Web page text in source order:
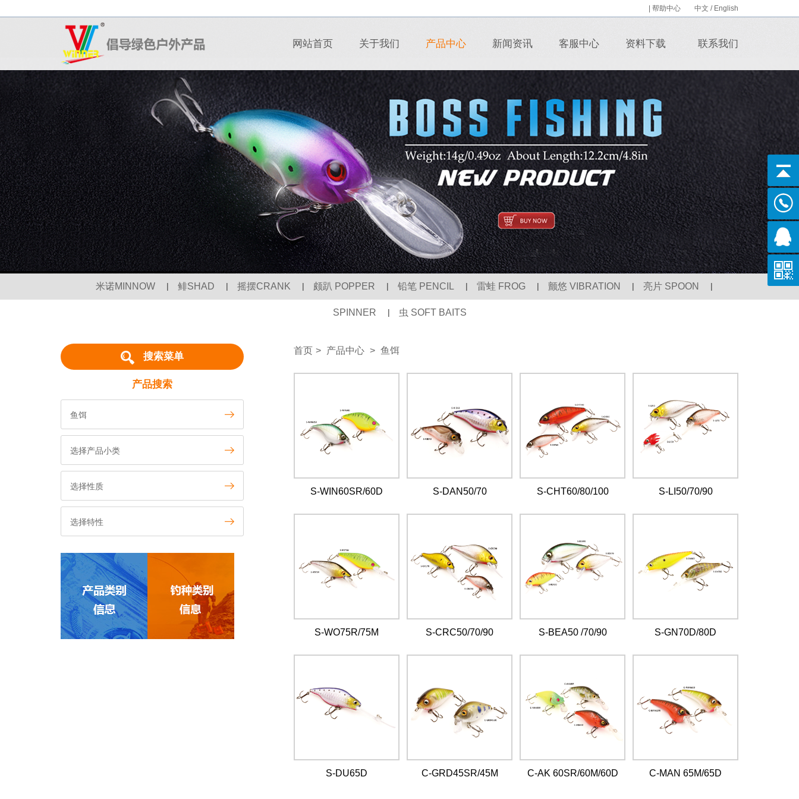
帮助中心 中文 / English
网站首页 关于我们 产品中心 新闻资讯 客服中心 资料下载 联系我们
米诺MINNOW | 鲱SHAD | 摇摆CRANK | 颇趴 POPPER | 铅笔 PENCIL | 雷蛙 FROG | 颤悠 VIBRATION | 亮片 SPOON |
SPINNER | 虫 SOFT BAITS
搜索菜单
产品搜索
首页 > 产品中心 > 鱼饵
S-WIN60SR/60D S-DAN50/70 S-CHT60/80/100 S-LI50/70/90
S-WO75R/75M S-CRC50/70/90 S-BEA50 /70/90 S-GN70D/80D
S-DU65D C-GRD45SR/45M C-AK 60SR/60M/60D C-MAN 65M/65D